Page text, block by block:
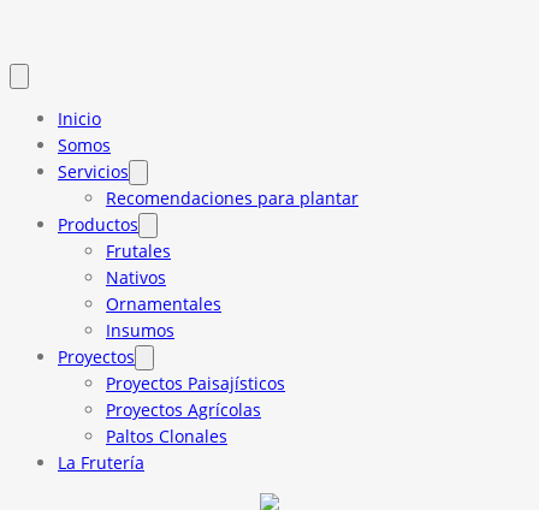
Inicio
Somos
Servicios
Recomendaciones para plantar
Productos
Frutales
Nativos
Ornamentales
Insumos
Proyectos
Proyectos Paisajísticos
Proyectos Agrícolas
Paltos Clonales
La Frutería